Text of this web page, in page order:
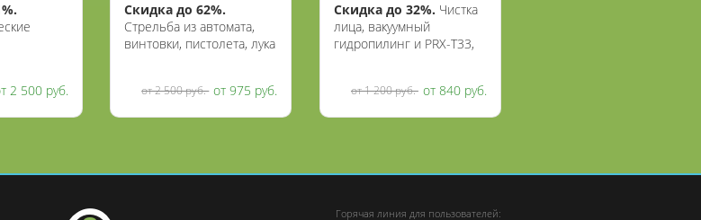
2 500 руб.
Скидка до 62%.
Стрельба из автомата,
винтовки, пистолета, лука
от 2 500 руб. от 975 руб.
Скидка до 32%. Чистка
лица, вакуумный
гидропилинг и PRX-T33,
карбокситерапия,
от 1 200 руб. от 840 руб.
Горячая линия для пользователей: